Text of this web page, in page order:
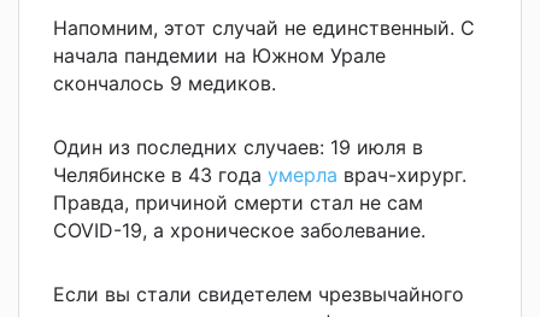
Напомним, этот случай не единственный. С
начала пандемии на Южном Урале
скончалось 9 медиков.
Один из последних случаев: 19 июля в
Челябинске в 43 года умерла врач-хирург.
Правда, причиной смерти стал не сам
COVID-19, а хроническое заболевание.
Если вы стали свидетелем чрезвычайного